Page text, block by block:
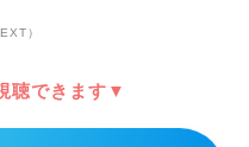
）
聴できます▼